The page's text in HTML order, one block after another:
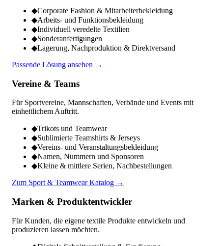
◆Corporate Fashion & Mitarbeiterbekleidung
◆Arbeits- und Funktionsbekleidung
◆Individuell veredelte Textilien
◆Sonderanfertigungen
◆Lagerung, Nachproduktion & Direktversand
Passende Lösung ansehen →
Vereine & Teams
Für Sportvereine, Mannschaften, Verbände und Events mit
einheitlichem Auftritt.
◆Trikots und Teamwear
◆Sublimierte Teamshirts & Jerseys
◆Vereins- und Veranstaltungsbekleidung
◆Namen, Nummern und Sponsoren
◆Kleine & mittlere Serien, Nachbestellungen
Zum Sport & Teamwear Katalog →
Marken & Produktentwickler
Für Kunden, die eigene textile Produkte entwickeln und
produzieren lassen möchten.